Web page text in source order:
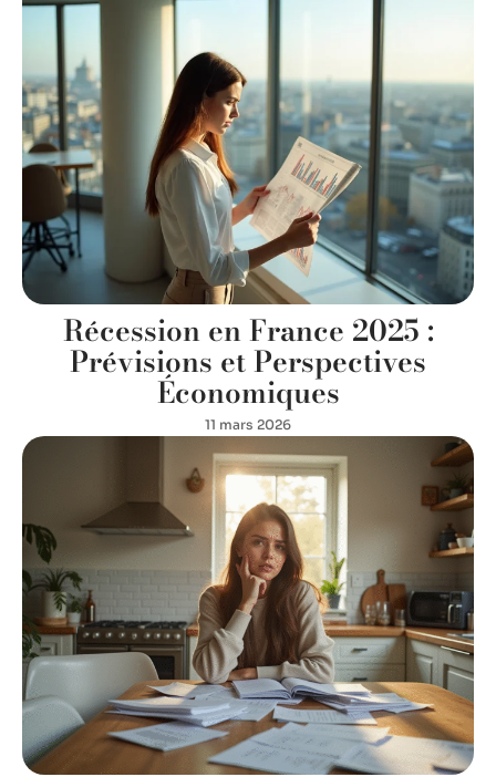
Récession en France 2025 :
Prévisions et Perspectives
Économiques
11 mars 2026